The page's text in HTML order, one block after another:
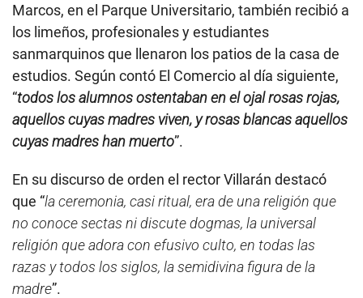
Marcos, en el Parque Universitario, también recibió a
los limeños, profesionales y estudiantes
sanmarquinos que llenaron los patios de la casa de
estudios. Según contó El Comercio al día siguiente,
“todos los alumnos ostentaban en el ojal rosas rojas,
aquellos cuyas madres viven, y rosas blancas aquellos
cuyas madres han muerto”.
En su discurso de orden el rector Villarán destacó
que “la ceremonia, casi ritual, era de una religión que
no conoce sectas ni discute dogmas, la universal
religión que adora con efusivo culto, en todas las
razas y todos los siglos, la semidivina figura de la
madre”.